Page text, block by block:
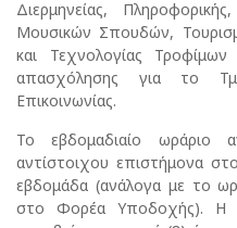
Διερμηνείας,
Μουσικών Σπουδών,
και Τεχνολογίας
απασχόλησης για το
Επικοινωνίας.
Το εβδομαδιαίο ωράριο
αντίστοιχου επιστήμονα
εβδομάδα (ανάλογα με το
στο Φορέα Υποδοχής). Η